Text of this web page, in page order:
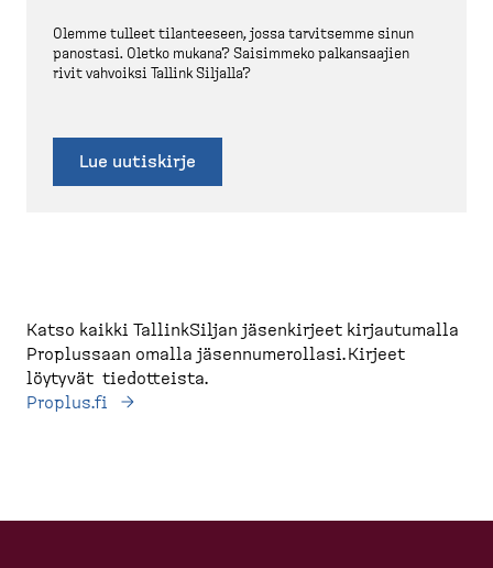
Olemme tulleet tilanteeseen, jossa tarvitsemme sinun
panostasi. Oletko mukana? Saisimmeko palkan­saajien
rivit vahvoiksi Tallink Siljalla?
Lue uutiskirje
Katso kaikki TallinkSiljan jäsenkirjeet kirjautumalla
Proplussaan omalla jäsennumerollasi. Kirjeet
löytyvät tiedotteista.
Proplus.fi